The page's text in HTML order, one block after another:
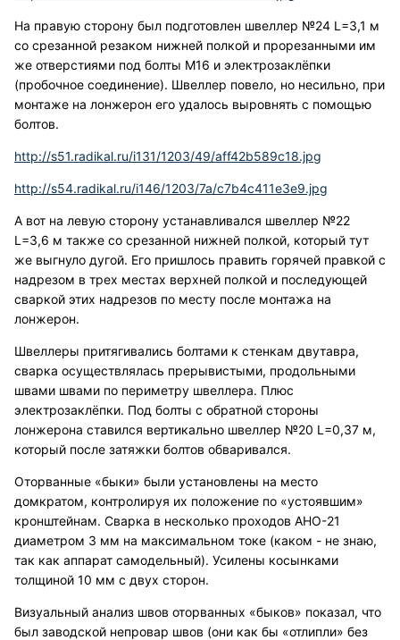
На правую сторону был подготовлен швеллер №24 L=3,1 м
со срезанной резаком нижней полкой и прорезанными им
же отверстиями под болты М16 и электрозаклёпки
(пробочное соединение). Швеллер повело, но несильно, при
монтаже на лонжерон его удалось выровнять с помощью
болтов.
http://s51.radikal.ru/i131/1203/49/aff42b589c18.jpg
http://s54.radikal.ru/i146/1203/7a/c7b4c411e3e9.jpg
А вот на левую сторону устанавливался швеллер №22
L=3,6 м также со срезанной нижней полкой, который тут
же выгнуло дугой. Его пришлось править горячей правкой с
надрезом в трех местах верхней полкой и последующей
сваркой этих надрезов по месту после монтажа на
лонжерон.
Швеллеры притягивались болтами к стенкам двутавра,
сварка осуществлялась прерывистыми, продольными
швами швами по периметру швеллера. Плюс
электрозаклёпки. Под болты с обратной стороны
лонжерона ставился вертикально швеллер №20 L=0,37 м,
который после затяжки болтов обваривался.
Оторванные «быки» были установлены на место
домкратом, контролируя их положение по «устоявшим»
кронштейнам. Сварка в несколько проходов АНО-21
диаметром 3 мм на максимальном токе (каком - не знаю,
так как аппарат самодельный). Усилены косынками
толщиной 10 мм с двух сторон.
Визуальный анализ швов оторванных «быков» показал, что
был заводской непровар швов (они как бы «отлипли» без